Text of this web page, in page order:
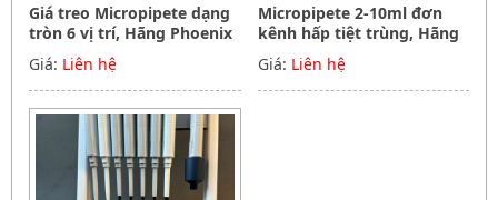
Giá treo Micropipete dạng
tròn 6 vị trí, Hãng Phoenix
instrument Germany
Giá: Liên hệ
Micropipete 2-10ml đơn
kênh hấp tiệt trùng, Hãng
Phoenix instrument
Germany
Giá: Liên hệ